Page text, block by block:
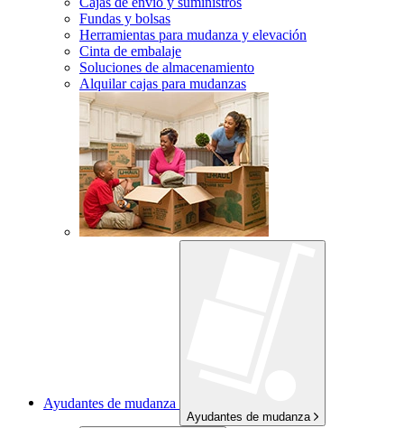
Fundas y bolsas
Herramientas para mudanza y elevación
Cinta de embalaje
Soluciones de almacenamiento
Alquilar cajas para mudanzas
Ayudantes de mudanza
Ayudantes de mudanza